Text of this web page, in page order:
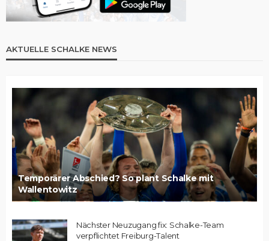
AKTUELLE SCHALKE NEWS
Temporärer Abschied? So plant Schalke mit
Wallentowitz
Nächster Neuzugang fix: Schalke-Team
verpflichtet Freiburg-Talent